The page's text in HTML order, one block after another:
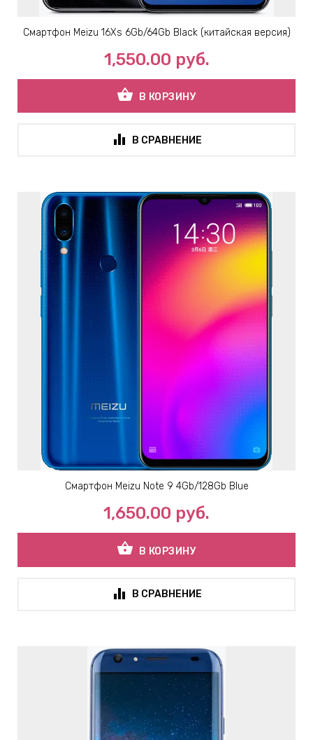
Смартфон Meizu 16Xs 6Gb/64Gb Black (китайская версия)
1,550.00 руб.
shopping_basket В КОРЗИНУ
В СРАВНЕНИЕ
Смартфон Meizu Note 9 4Gb/128Gb Blue
1,650.00 руб.
shopping_basket В КОРЗИНУ
В СРАВНЕНИЕ